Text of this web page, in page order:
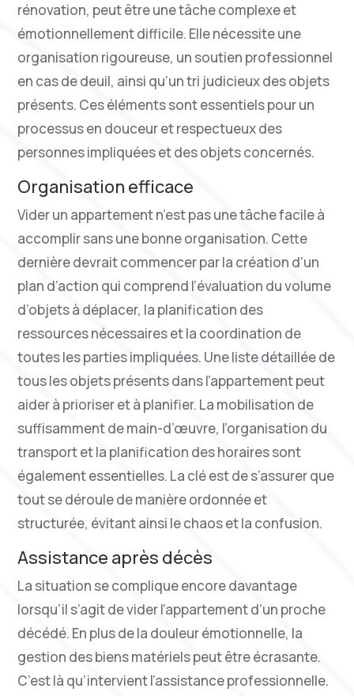
rénovation, peut être une tâche complexe et
émotionnellement difficile. Elle nécessite une
organisation rigoureuse, un soutien professionnel
en cas de deuil, ainsi qu’un tri judicieux des objets
présents. Ces éléments sont essentiels pour un
processus en douceur et respectueux des
personnes impliquées et des objets concernés.
Organisation efficace
Vider un appartement n’est pas une tâche facile à
accomplir sans une bonne organisation. Cette
dernière devrait commencer par la création d’un
plan d’action qui comprend l’évaluation du volume
d’objets à déplacer, la planification des
ressources nécessaires et la coordination de
toutes les parties impliquées. Une liste détaillée de
tous les objets présents dans l’appartement peut
aider à prioriser et à planifier. La mobilisation de
suffisamment de main-d’œuvre, l’organisation du
transport et la planification des horaires sont
également essentielles. La clé est de s’assurer que
tout se déroule de manière ordonnée et
structurée, évitant ainsi le chaos et la confusion.
Assistance après décès
La situation se complique encore davantage
lorsqu’il s’agit de vider l’appartement d’un proche
décédé. En plus de la douleur émotionnelle, la
gestion des biens matériels peut être écrasante.
C’est là qu’intervient l’assistance professionnelle.